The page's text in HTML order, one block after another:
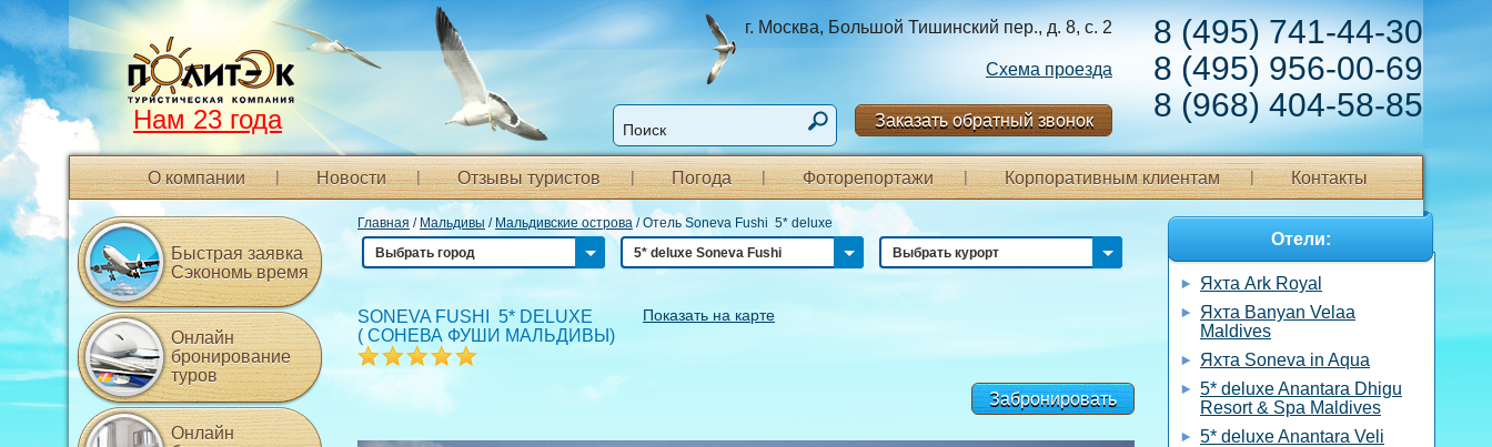
8 (495) 741-44-30
8 (495) 956-00-69
8 (968) 404-58-85
г. Москва, Большой Тишинский пер., д. 8, с. 2
Схема проезда
Заказать обратный звонок
Нам 23 года
О компании Новости Отзывы туристов Погода Фоторепортажи Корпоративным клиентам Контакты
Главная / Мальдивы / Мальдивские острова /Отель Soneva Fushi 5* deluxe
Выбрать город
5* deluxe Soneva Fushi Выбрать курорт
SONEVA FUSHI 5* DELUXE
( СОНЕВА ФУШИ МАЛЬДИВЫ )
Показать на карте
Забронировать
Быстрая заявка
Сэкономь время
Онлайн
бронирование
туров
Онлайн
Отели:
Яхта Ark Royal
Яхта Banyan Velaa
Maldives
Яхта Soneva in Aqua
5* deluxe Anantara Dhigu
Resort & Spa Maldives
5* deluxe Anantara Veli